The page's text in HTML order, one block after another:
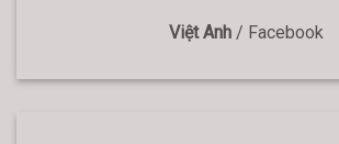
Việt Anh / Facebook